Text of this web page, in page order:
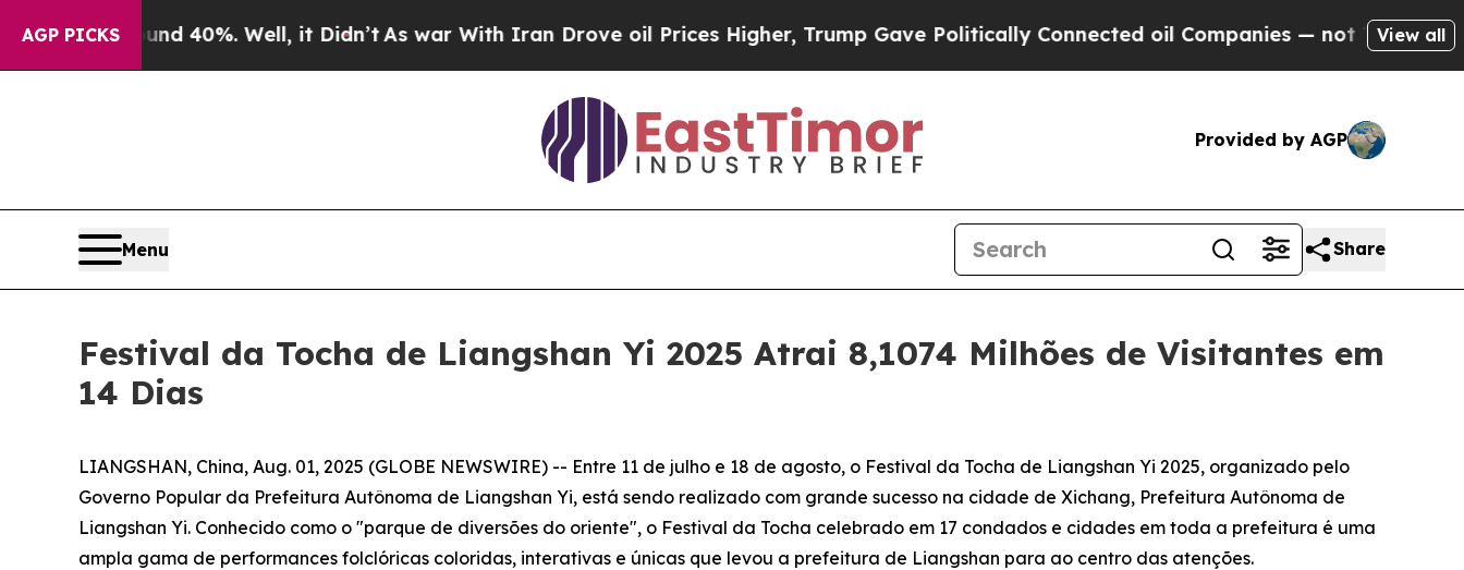
AGP PICKS
Around 40%. Well, it Didn’t As war With Iran Drove oil Prices Higher, Trump Gave Politically Connected oil Companies — not Taxpayers —
View all
Provided by AGP
Menu Share
Festival da Tocha de Liangshan Yi 2025 Atrai 8,1074 Milhões de Visitantes em
14 Dias
LIANGSHAN, China, Aug. 01, 2025 (GLOBE NEWSWIRE) -- Entre 11 de julho e 18 de agosto, o Festival da Tocha de Liangshan Yi 2025, organizado pelo
Governo Popular da Prefeitura Autônoma de Liangshan Yi, está sendo realizado com grande sucesso na cidade de Xichang, Prefeitura Autônoma de
Liangshan Yi. Conhecido como o "parque de diversões do oriente", o Festival da Tocha celebrado em 17 condados e cidades em toda a prefeitura é uma
ampla gama de performances folclóricas coloridas, interativas e únicas que levou a prefeitura de Liangshan para ao centro das atenções.